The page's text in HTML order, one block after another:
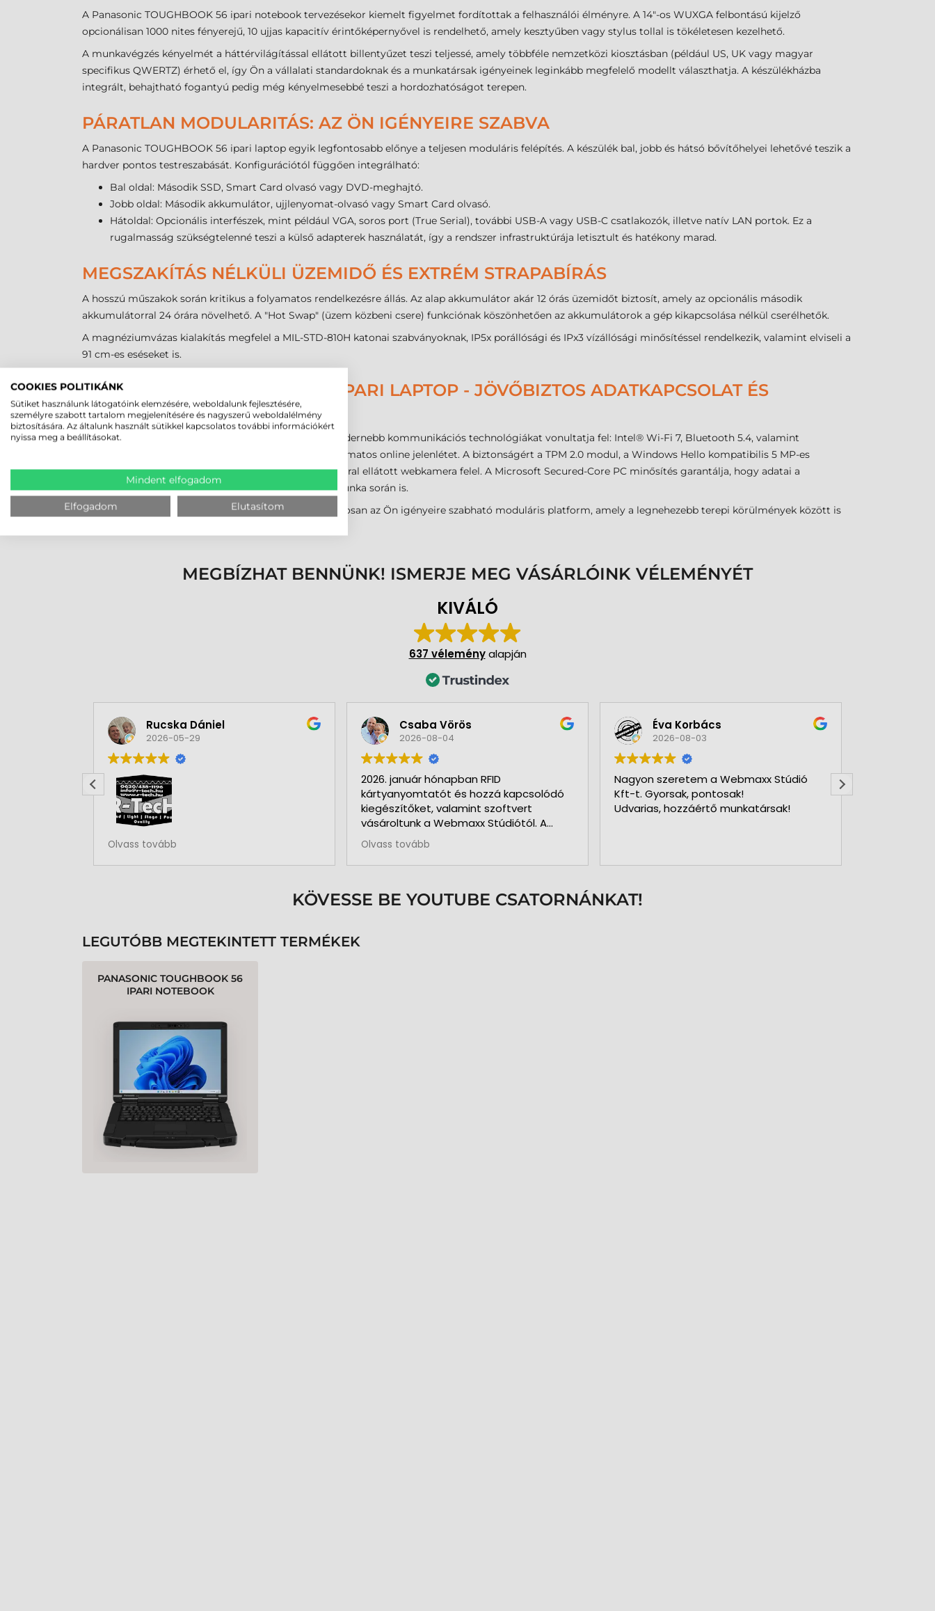
A Panasonic TOUGHBOOK 56 ipari notebook tervezésekor kiemelt figyelmet fordítottak a felhasználói élményre. A 14"-os WUXGA felbontású kijelző
opcionálisan 1000 nites fényerejű, 10 ujjas kapacitív érintőképernyővel is rendelhető, amely kesztyűben vagy stylus tollal is tökéletesen kezelhető.
A munkavégzés kényelmét a háttérvilágítással ellátott billentyűzet teszi teljessé, amely többféle nemzetközi kiosztásban (például US, UK vagy magyar
specifikus QWERTZ) érhető el, így Ön a vállalati standardoknak és a munkatársak igényeinek leginkább megfelelő modellt választhatja. A készülékházba
integrált, behajtható fogantyú pedig még kényelmesebbé teszi a hordozhatóságot terepen.
PÁRATLAN MODULARITÁS: AZ ÖN IGÉNYEIRE SZABVA
A Panasonic TOUGHBOOK 56 ipari laptop egyik legfontosabb előnye a teljesen moduláris felépítés. A készülék bal, jobb és hátsó bővítőhelyei lehetővé teszik a
hardver pontos testreszabását. Konfigurációtól függően integrálható:
Bal oldal: Második SSD, Smart Card olvasó vagy DVD-meghajtó.
Jobb oldal: Második akkumulátor, ujjlenyomat-olvasó vagy Smart Card olvasó.
Hátoldal: Opcionális interfészek, mint például VGA, soros port (True Serial), további USB-A vagy USB-C csatlakozók, illetve natív LAN portok. Ez a
rugalmasság szükségtelenné teszi a külső adapterek használatát, így a rendszer infrastruktúrája letisztult és hatékony marad.
MEGSZAKÍTÁS NÉLKÜLI ÜZEMIDŐ ÉS EXTRÉM STRAPABÍRÁS
A hosszú műszakok során kritikus a folyamatos rendelkezésre állás. Az alap akkumulátor akár 12 órás üzemidőt biztosít, amely az opcionális második
akkumulátorral 24 órára növelhető. A "Hot Swap" (üzem közbeni csere) funkciónak köszönhetően az akkumulátorok a gép kikapcsolása nélkül cserélhetők.
A magnéziumvázas kialakítás megfelel a MIL-STD-810H katonai szabványoknak, IP5x porállósági és IPx3 vízállósági minősítéssel rendelkezik, valamint elviseli a
91 cm-es eséseket is.
PANASONIC TOUGHBOOK 56 IPARI LAPTOP - JÖVŐBIZTOS ADATKAPCSOLAT ÉS
TÖBBRÉTEGŰ BIZTONSÁG
A Panasonic TOUGHBOOK 56 ipari notebook a legmodernebb kommunikációs technológiákat vonultatja fel: Intel® Wi-Fi 7, Bluetooth 5.4, valamint
opcionálisan 4G LTE vagy 5G modem biztosítja a folyamatos online jelenlétet. A biztonságért a TPM 2.0 modul, a Windows Hello kompatibilis 5 MP-es
infravörös kamera (arcfelismeréssel) és a hardveres zárral ellátott webkamera felel. A Microsoft Secured-Core PC minősítés garantálja, hogy adatai a
legmagasabb szintű védelem alatt álljanak a terepi munka során is.
Ez az eszköz nem csupán egy laptop, hanem egy pontosan az Ön igényeire szabható moduláris platform, amely a legnehezebb terepi körülmények között is
MEGBÍZHAT BENNÜNK! ISMERJE MEG VÁSÁRLÓINK VÉLEMÉNYÉT
KIVÁLÓ
637 véleményalapján
Rucska Dániel
2026-05-29
Rendben volt a rendelésem
Olvass tovább
Csaba Vörös
2026-08-04
2026. január hónapban RFID
kártyanyomtatót és hozzá kapcsolódó
kiegészítőket, valamint szoftvert
vásároltunk a Webmaxx Stúdiótól. A
beszerzés megkezdése előtt segítettek
az igényeink szerinti típus
kiválasztásában. Minden rendben és
személyesen üzemelte be a nyomtatót
és a hozzá kapcsolódó szoftvert. Pár
Olvass tovább
Éva Korbács
2026-08-03
Nagyon szeretem a Webmaxx Stúdió
Kft-t. Gyorsak, pontosak!
Udvarias, hozzáértő munkatársak!
KÖVESSE BE YOUTUBE CSATORNÁNKAT!
LEGUTÓBB MEGTEKINTETT TERMÉKEK
PANASONIC TOUGHBOOK 56
IPARI NOTEBOOK
COOKIES POLITIKÁNK
Sütiket használunk látogatóink elemzésére, weboldalunk fejlesztésére,
személyre szabott tartalom megjelenítésére és nagyszerű weboldalélmény
biztosítására. Az általunk használt sütikkel kapcsolatos további információkért
nyissa meg a beállításokat.
Mindent elfogadom
Elfogadom Elutasítom